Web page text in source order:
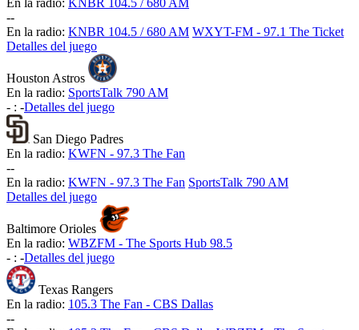
En la radio: KNBR 104.5 / 680 AM
--
En la radio: KNBR 104.5 / 680 AM WXYT-FM - 97.1 The Ticket
Detalles del juego
Houston Astros
En la radio: SportsTalk 790 AM
- : -Detalles del juego
San Diego Padres
En la radio: KWFN - 97.3 The Fan
--
En la radio: KWFN - 97.3 The Fan SportsTalk 790 AM
Detalles del juego
Baltimore Orioles
En la radio: WBZFM - The Sports Hub 98.5
- : -Detalles del juego
Texas Rangers
En la radio: 105.3 The Fan - CBS Dallas
--